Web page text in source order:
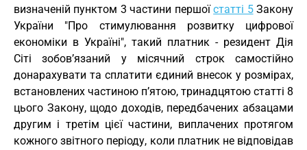
визначеній пунктом 3 частини першоїстатті 5Закону
України "Про стимулювання розвитку цифрової
економіки в Україні", такий платник - резидент Дія
Сіті зобов’язаний у місячний строк самостійно
донарахувати та сплатити єдиний внесок у розмірах,
встановлених частиною п’ятою, тринадцятою статті 8
цього Закону, щодо доходів, передбачених абзацами
другим і третім цієї частини, виплачених протягом
кожного звітного періоду, коли платник не відповідав